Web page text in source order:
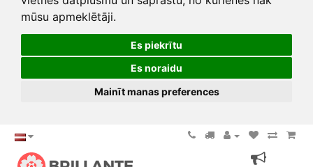
mūsu apmeklētāji.
Es piekrītu
Es noraidu
Mainīt manas preferences